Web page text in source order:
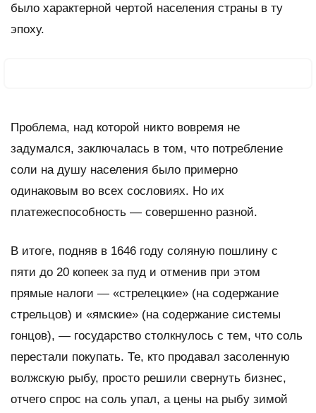
было характерной чертой населения страны в ту
эпоху.
Проблема, над которой никто вовремя не
задумался, заключалась в том, что потребление
соли на душу населения было примерно
одинаковым во всех сословиях. Но их
платежеспособность — совершенно разной.
В итоге, подняв в 1646 году соляную пошлину с
пяти до 20 копеек за пуд и отменив при этом
прямые налоги — «стрелецкие» (на содержание
стрельцов) и «ямские» (на содержание системы
гонцов), — государство столкнулось с тем, что соль
перестали покупать. Те, кто продавал засоленную
волжскую рыбу, просто решили свернуть бизнес,
отчего спрос на соль упал, а цены на рыбу зимой